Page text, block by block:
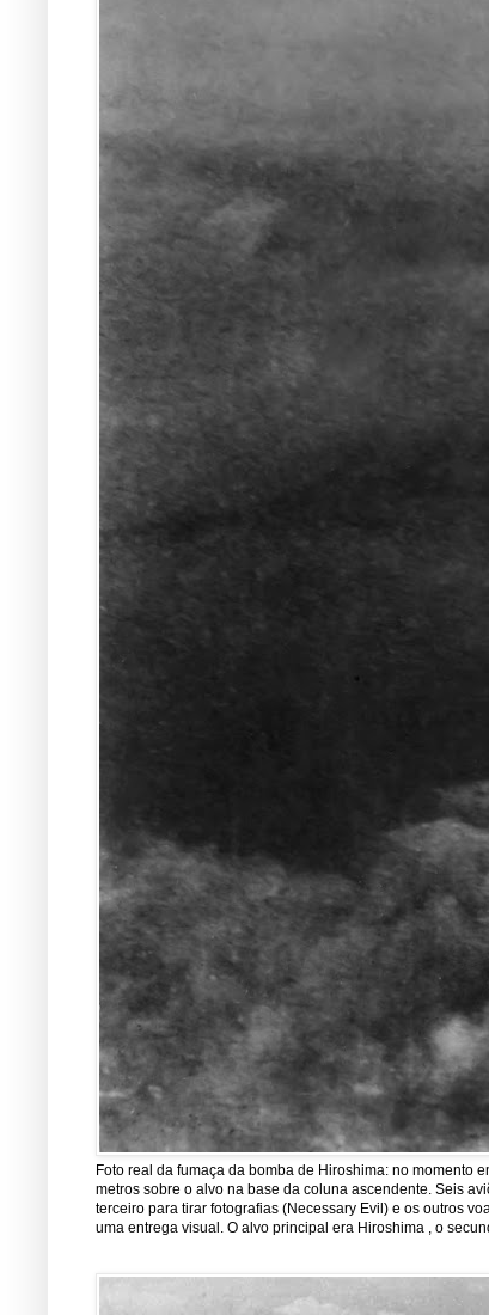
Foto real da fumaça da bomba de Hiroshima: no momento
metros sobre o alvo na base da coluna ascendente. Seis
terceiro para tirar fotografias (Necessary Evil) e os outros
uma entrega visual. O alvo principal era Hiroshima , o